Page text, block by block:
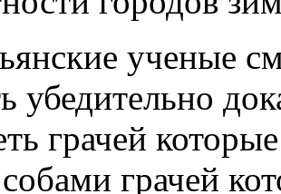
ученые
убедительно
грачей которые
грачей